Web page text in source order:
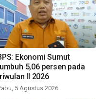
Ekonomi Sumut
5,06 persen pada
II 2026
5 Agustus 2026